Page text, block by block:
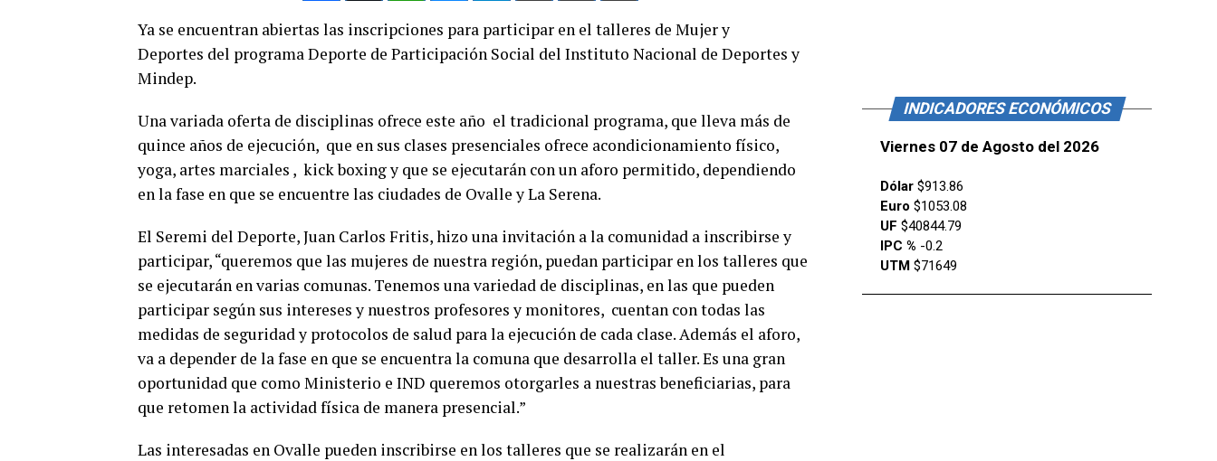
Ya se encuentran abiertas las inscripciones para participar en el talleres de Mujer y
Deportes del programa Deporte de Participación Social del Instituto Nacional de Deportes y
Mindep.
Una variada oferta de disciplinas ofrece este año el tradicional programa, que lleva más de
quince años de ejecución, que en sus clases presenciales ofrece acondicionamiento físico,
yoga, artes marciales , kick boxing y que se ejecutarán con un aforo permitido, dependiendo
en la fase en que se encuentre las ciudades de Ovalle y La Serena.
El Seremi del Deporte, Juan Carlos Fritis, hizo una invitación a la comunidad a inscribirse y
participar, “queremos que las mujeres de nuestra región, puedan participar en los talleres que
se ejecutarán en varias comunas. Tenemos una variedad de disciplinas, en las que pueden
participar según sus intereses y nuestros profesores y monitores, cuentan con todas las
medidas de seguridad y protocolos de salud para la ejecución de cada clase. Además el aforo,
va a depender de la fase en que se encuentra la comuna que desarrolla el taller. Es una gran
oportunidad que como Ministerio e IND queremos otorgarles a nuestras beneficiarias, para
que retomen la actividad física de manera presencial.”
Las interesadas en Ovalle pueden inscribirse en los talleres que se realizarán en el
INDICADORES ECONÓMICOS
Viernes 07 de Agosto del 2026
Dólar $913.86
Euro $1053.08
UF $40844.79
IPC % -0.2
UTM $71649